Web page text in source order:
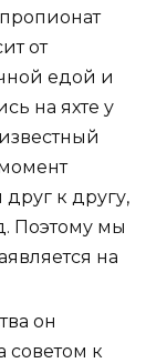
от
едой и
на яхте у
к другу,
Поэтому мы
на
он
советом к